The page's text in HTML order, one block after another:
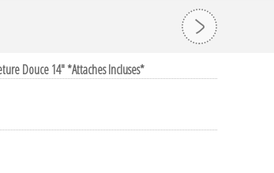
Douce 14" *Attaches Incluses*